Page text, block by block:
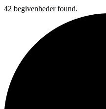
42 begivenheder found.